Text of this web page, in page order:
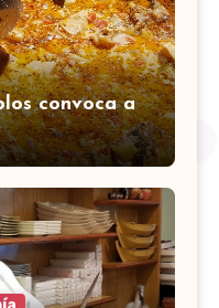
convoca a